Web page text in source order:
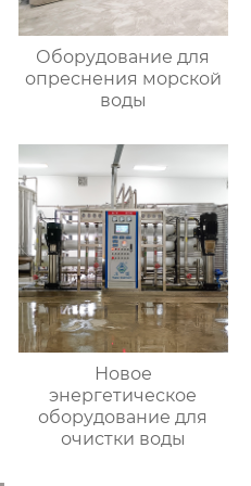
Оборудование для
опреснения морской
воды
Новое
энергетическое
оборудование для
очистки воды